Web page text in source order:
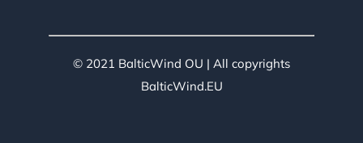
© 2021 BalticWind OU | All copyrights
BalticWind.EU